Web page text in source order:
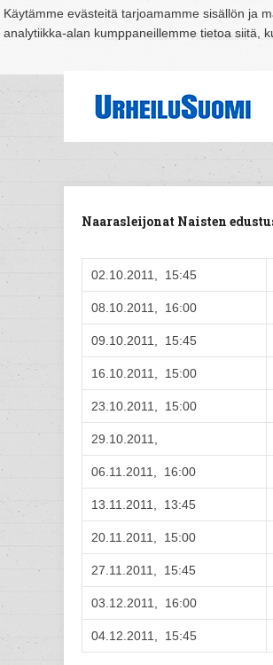
Käytämme evästeitä tarjoamamme sisällön ja
analytiikka-alan kumppaneillemme tietoa siitä,
Suomi Espoo Helsinki Hämeenlinna
Naarasleijonat Naisten
02.10.2011, 15:45
08.10.2011, 16:00
09.10.2011, 15:45
16.10.2011, 15:00
23.10.2011, 15:00
29.10.2011,
06.11.2011, 16:00
13.11.2011, 13:45
20.11.2011, 15:00
27.11.2011, 15:45
03.12.2011, 16:00
04.12.2011, 15:45